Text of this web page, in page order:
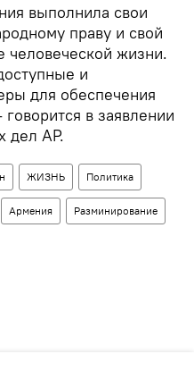
выполнила свои
праву и свой
человеческой жизни.
и
для обеспечения
в заявлении
дел АР.
ЖИЗНЬ Политика
Армения Разминирование